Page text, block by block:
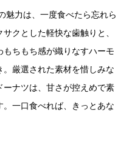
魅力は、一度食べたら忘れら
クとした軽快な歯触りと、
ちもち感が織りなすハーモ
厳選された素材を惜しみな
ーナツは、甘さが控えめで素
一口食べれば、きっとあな